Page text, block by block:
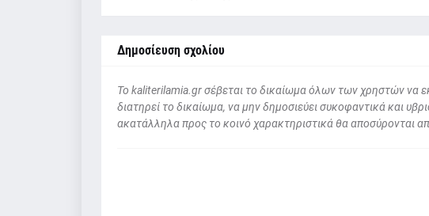
Δημοσίευση σχολίου
To kaliterilamia.gr σέβεται το δικαίωμα όλων των χρηστών να
διατηρεί το δικαίωμα, να μην δημοσιεύει συκοφαντικά και
ακατάλληλα προς το κοινό χαρακτηριστικά θα αποσύρονται